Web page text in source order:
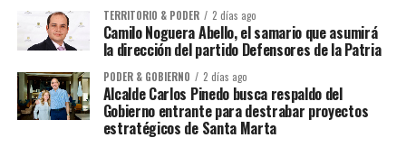
TERRITORIO & PODER 2 días ago
Camilo Noguera Abello, el samario que asumirá
la dirección del partido Defensores de la Patria
PODER & GOBIERNO 2 días ago
Alcalde Carlos Pinedo busca respaldo del
Gobierno entrante para destrabar proyectos
estratégicos de Santa Marta